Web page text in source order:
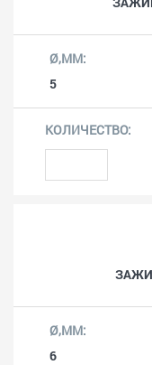
5
6